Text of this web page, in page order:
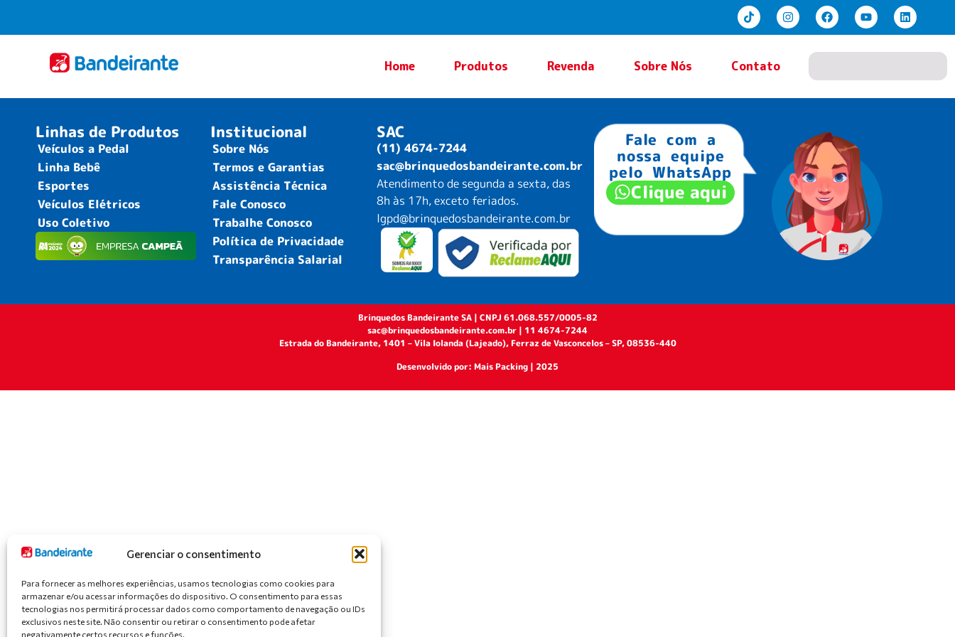
Gerenciar o consentimento
Para fornecer as melhores experiências, usamos tecnologias como cookies para
armazenar e/ou acessar informações do dispositivo. O consentimento para essas
tecnologias nos permitirá processar dados como comportamento de navegação ou IDs
exclusivos neste site. Não consentir ou retirar o consentimento pode afetar
negativamente certos recursos e funções.
Home Produtos Revenda Sobre Nós Contato
Linhas de Produtos
Veículos a Pedal
Linha Bebê
Esportes
Veículos Elétricos
Uso Coletivo
Institucional
Sobre Nós
Termos e Garantias
Assistência Técnica
Fale Conosco
Trabalhe Conosco
Política de Privacidade
Transparência Salarial
SAC
(11) 4674-7244
sac@brinquedosbandeirante.com.br
Atendimento de segunda a sexta, das
8h às 17h, exceto feriados.
lgpd@brinquedosbandeirante.com.br
Fale com a
nossa equipe
pelo WhatsApp
Clique aqui
Brinquedos Bandeirante SA | CNPJ 61.068.557/0005-82
sac@brinquedosbandeirante.com.br | 11 4674-7244
Estrada do Bandeirante, 1401 – Vila Iolanda (Lajeado), Ferraz de Vasconcelos – SP, 08536-440
Desenvolvido por: Mais Packing | 2025